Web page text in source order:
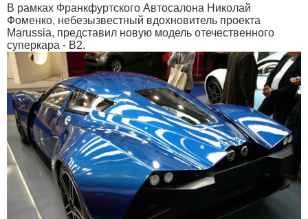
В рамках Франкфуртского Автосалона Николай
Фоменко, небезызвестный вдохновитель проекта
Marussia, представил новую модель отечественного
суперкара - B2.